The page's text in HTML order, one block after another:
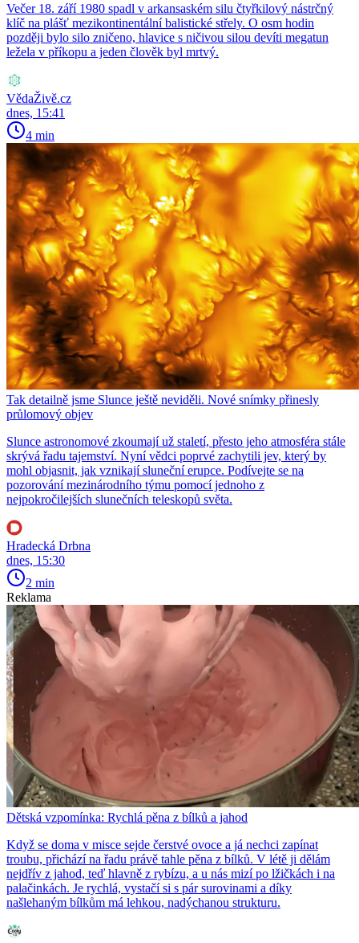
Večer 18. září 1980 spadl v arkansaském silu čtyřkilový nástrčný
klíč na plášť mezikontinentální balistické střely. O osm hodin
později bylo silo zničeno, hlavice s ničivou silou devíti megatun
ležela v příkopu a jeden člověk byl mrtvý.
VědaŽivě.cz
dnes, 15:41
4 min
Tak detailně jsme Slunce ještě neviděli. Nové snímky přinesly
průlomový objev
Slunce astronomové zkoumají už staletí, přesto jeho atmosféra stále
skrývá řadu tajemství. Nyní vědci poprvé zachytili jev, který by
mohl objasnit, jak vznikají sluneční erupce. Podívejte se na
pozorování mezinárodního týmu pomocí jednoho z
nejpokročilejších slunečních teleskopů světa.
Hradecká Drbna
dnes, 15:30
2 min
Reklama
Dětská vzpomínka: Rychlá pěna z bílků a jahod
Když se doma v misce sejde čerstvé ovoce a já nechci zapínat
troubu, přichází na řadu právě tahle pěna z bílků. V létě ji dělám
nejdřív z jahod, teď hlavně z rybízu, a u nás mizí po lžičkách i na
palačinkách. Je rychlá, vystačí si s pár surovinami a díky
našlehaným bílkům má lehkou, nadýchanou strukturu.